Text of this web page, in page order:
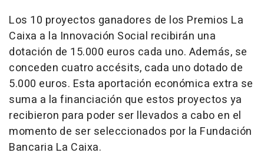
Los 10 proyectos ganadores de los Premios La
Caixa a la Innovación Social recibirán una
dotación de 15.000 euros cada uno. Además, se
conceden cuatro accésits, cada uno dotado de
5.000 euros. Esta aportación económica extra se
suma a la financiación que estos proyectos ya
recibieron para poder ser llevados a cabo en el
momento de ser seleccionados por la Fundación
Bancaria La Caixa.